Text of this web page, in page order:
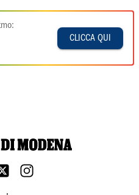
CLICCA QUI